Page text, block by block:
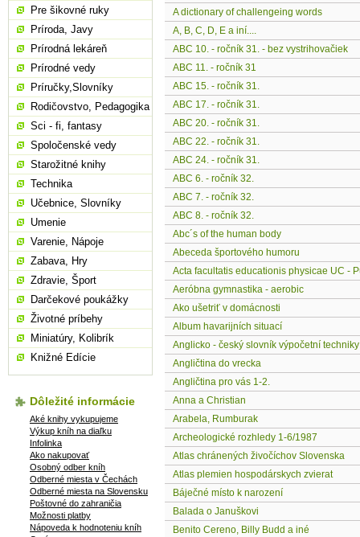
A dictionary of challengeing words
A, B, C, D, E a iní....
ABC 10. - ročník 31. - bez vystrihovačiek
ABC 11. - ročník 31
ABC 15. - ročník 31.
ABC 17. - ročník 31.
ABC 20. - ročník 31.
ABC 22. - ročník 31.
ABC 24. - ročník 31.
ABC 6. - ročník 32.
ABC 7. - ročník 32.
ABC 8. - ročník 32.
Abc´s of the human body
Abeceda športového humoru
Acta facultatis educationis physicae UC -
Aeróbna gymnastika - aerobic
Ako ušetriť v domácnosti
Album havarijních situací
Anglicko - český slovník výpočetní techniky
Angličtina do vrecka
Angličtina pro vás 1-2.
Anna a Christian
Arabela, Rumburak
Archeologické rozhledy 1-6/1987
Atlas chránených živočíchov Slovenska
Atlas plemien hospodárskych zvierat
Báječné místo k narození
Balada o Januškovi
Benito Cereno, Billy Budd a iné
Pre šikovné ruky
Príroda, Javy
Prírodná lekáreň
Prírodné vedy
Príručky,Slovníky
Rodičovstvo, Pedagogika
Sci - fi, fantasy
Spoločenské vedy
Starožitné knihy
Technika
Učebnice, Slovníky
Umenie
Varenie, Nápoje
Zabava, Hry
Zdravie, Šport
Darčekové poukážky
Životné príbehy
Miniatúry, Kolibrík
Knižné Edície
Dôležité informácie
Aké knihy vykupujeme
Výkup kníh na diaľku
Infolinka
Ako nakupovať
Osobný odber kníh
Odberné miesta v Čechách
Odberné miesta na Slovensku
Poštovné do zahraničia
Možnosti platby
Nápoveda k hodnoteniu kníh